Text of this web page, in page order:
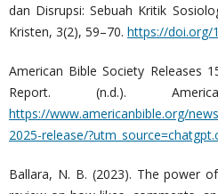
dan Disrupsi: Sebuah Kritik
Kristen, 3(2), 59–70. https://doi.org/
American Bible Society Releases
Report. (n.d.).
https://www.americanbible.org/
2025-release/
Ballara, N. B. (2023). The power